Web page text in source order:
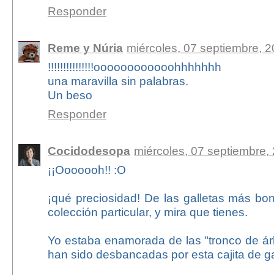
Responder
Reme y Núria miércoles, 07 septiembre,
!!!!!!!!!!!!!!!oooooooooooohhhhhhh
una maravilla sin palabras.
Un beso
Responder
Cocidodesopa miércoles, 07 septiembre,
¡¡Ooooooh!! :O
¡qué preciosidad! De las galletas más
colección particular, y mira que tienes.
Yo estaba enamorada de las "tronco de
han sido desbancadas por esta cajita de